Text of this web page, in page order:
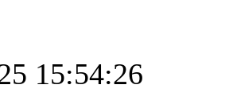
15:54:26